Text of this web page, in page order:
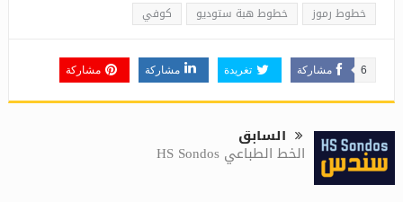
خطوط رموز خطوط هبة ستوديو كوفي
مشاركة 6 تغريدة مشاركة مشاركة
السابق
الخط الطباعي HS Sondos